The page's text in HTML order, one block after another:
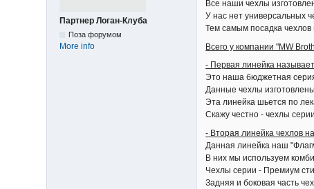
Партнер Логан-Клуба
Поза форумом
More info
Все наши чехлы
У нас нет универсальных
Тем самым посадка
Всего у компании "MW
- Первая линейка
Это наша бюджетная
Данные чехлы
Эта линейка шьется по
Скажу честно - чехлы
- Вторая линейка чехлов
Данная линейка наш
В них мы используем
Чехлы серии - Премиум
Задняя и боковая часть